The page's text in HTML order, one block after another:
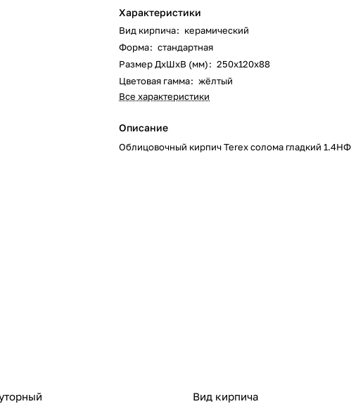
Характеристики
Вид кирпича: керамический
Форма: стандартная
Размер ДхШхВ (мм): 250х120х88
Цветовая гамма: жёлтый
Все характеристики
Описание
Облицовочный кирпич Terex солома гладкий
Вид кирпича